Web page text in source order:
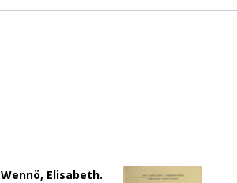
Wennö, Elisabeth.